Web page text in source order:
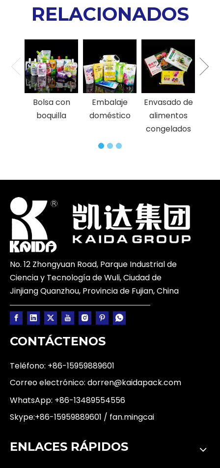
RELACIONADOS
Bolsa con
boquilla
Embalaje
doméstico
Envasado de
alimentos
congelados
No. 12 Zhongyuan Road, Parque Industrial de
Ciencia y Tecnología de Wuli, Ciudad de
Jinjiang Quanzhou, Provincia de Fujian, China
CONTÁCTENOS
Teléfono: +86-15959889601
Correo electrónico: dorren@kaidapack.com
WhatsApp: +86-13489554556
Skype:+86-15959889601 / fan.mingcai
ENLACES RÁPIDOS